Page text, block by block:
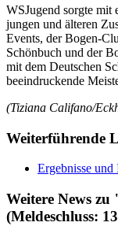
WSJugend sorgte mit
jungen und älteren
Events, der Bogen-
Schönbuch und der
mit dem Deutschen
beeindruckende
(Tiziana Califano/
Weiterführende
Ergebnisse
Weitere News
(Meldeschluss: